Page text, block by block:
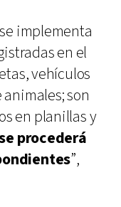
implementa
en el
vehículos
son
en planillas y
procederá
”,